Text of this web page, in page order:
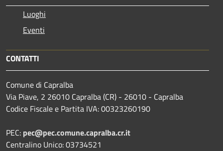
Luoghi
Eventi
CONTATTI
Comune di Capralba
Via Piave, 2 26010 Capralba (CR) - 26010 - Capralba
Codice Fiscale e Partita IVA: 00323260190
PEC: pec@pec.comune.capralba.cr.it
Centralino Unico: 03734521